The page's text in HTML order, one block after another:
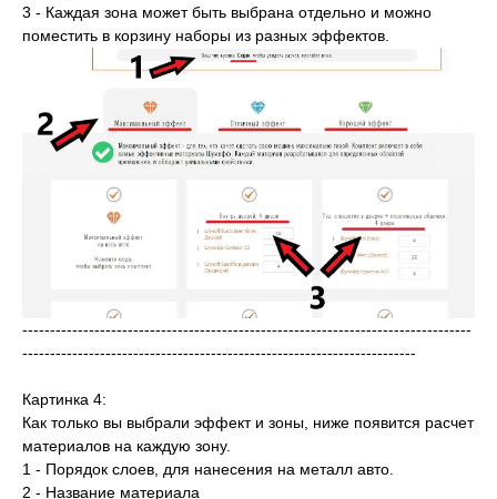
3 - Каждая зона может быть выбрана отдельно и можно
поместить в корзину наборы из разных эффектов.
---------------------------------------------------------------------------------
-----------------------------------------------------------------------
Картинка 4:
Как только вы выбрали эффект и зоны, ниже появится расчет
материалов на каждую зону.
1 - Порядок слоев, для нанесения на металл авто.
2 - Название материала